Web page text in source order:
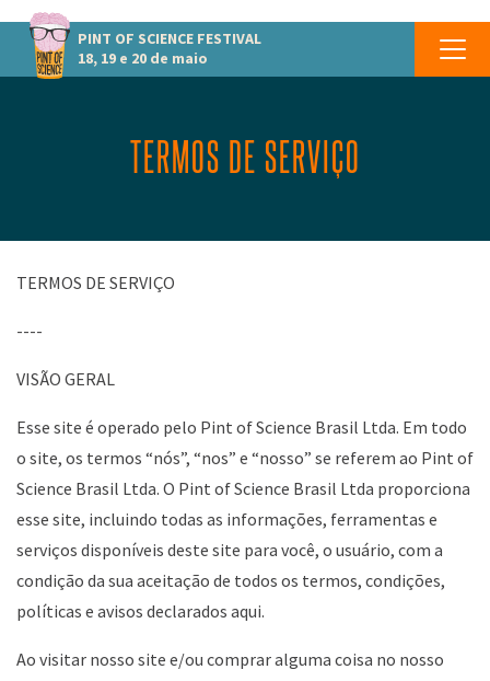
PINT OF SCIENCE FESTIVAL
18, 19 e 20 de maio
TERMOS DE SERVIÇO
TERMOS DE SERVIÇO
----
VISÃO GERAL
Esse site é operado pelo Pint of Science Brasil Ltda. Em todo
o site, os termos “nós”, “nos” e “nosso” se referem ao Pint of
Science Brasil Ltda. O Pint of Science Brasil Ltda proporciona
esse site, incluindo todas as informações, ferramentas e
serviços disponíveis deste site para você, o usuário, com a
condição da sua aceitação de todos os termos, condições,
políticas e avisos declarados aqui.
Ao visitar nosso site e/ou comprar alguma coisa no nosso